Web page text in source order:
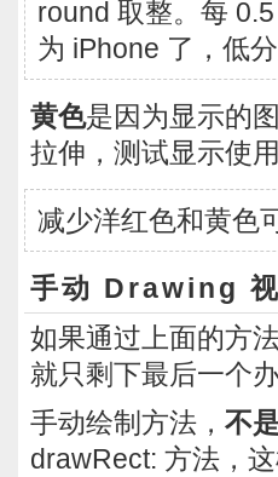
round 取整。每
为 iPhone 了，低
黄色是因为显示的
拉伸，测试显示使
减少洋红色和黄色
手动 Drawing
如果通过上面的方
就只剩下最后一个
手动绘制方法， 不是
drawRect: 方法，